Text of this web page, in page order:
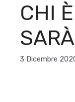
CHI
3 Dicembre